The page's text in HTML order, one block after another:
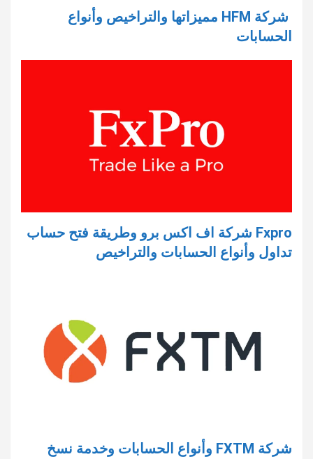
شركة HFM مميزاتها والتراخيص وأنواع
الحسابات
Fxpro شركة اف اكس برو وطريقة فتح حساب
تداول وأنواع الحسابات والتراخيص
شركة FXTM وأنواع الحسابات وخدمة نسخ